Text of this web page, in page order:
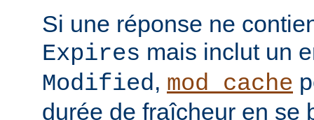
Si une réponse ne
Expires mais inclut un
Modified, mod_cache
durée de fraîcheur en se